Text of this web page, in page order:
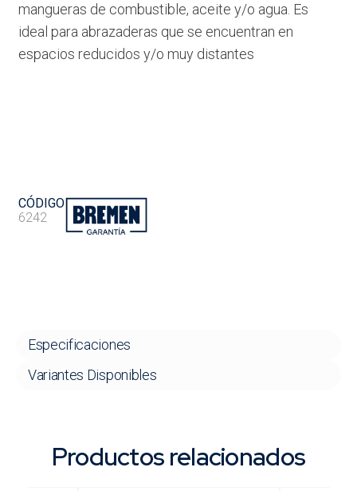
mangueras de combustible, aceite y/o agua. Es
ideal para abrazaderas que se encuentran en
espacios reducidos y/o muy distantes
CÓDIGO
6242
Especificaciones
Variantes Disponibles
Productos relacionados